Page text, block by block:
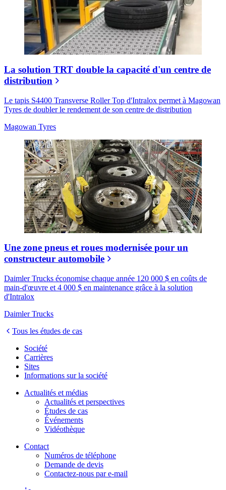
La solution TRT double la capacité d'un centre de
distribution
Le tapis S4400 Transverse Roller Top d'Intralox permet à Magowan
Tyres de doubler le rendement de son centre de distribution
Magowan Tyres
Une zone pneus et roues modernisée pour un
constructeur automobile
Daimler Trucks économise chaque année 120 000 $ en coûts de
main-d'œuvre et 4 000 $ en maintenance grâce à la solution
d'Intralox
Daimler Trucks
Tous les études de cas
Société
Carrières
Sites
Informations sur la société
Actualités et médias
Actualités et perspectives
Études de cas
Événements
Vidéothèque
Contact
Numéros de téléphone
Demande de devis
Contactez-nous par e-mail